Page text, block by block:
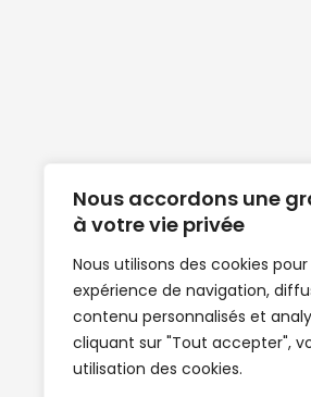
Nous accordons une
à votre vie privée
Nous utilisons des cookies
expérience de navigation,
contenu personnalisés et
cliquant sur "Tout accepter",
utilisation des cookies.
Clubs de
de Guinée de
News | Match
| Handball